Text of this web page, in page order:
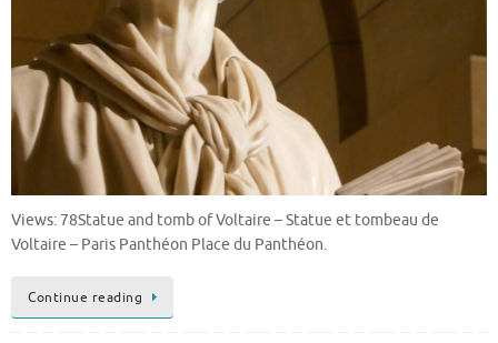
Views: 78Statue and tomb of Voltaire – Statue et tombeau de
Voltaire – Paris Panthéon Place du Panthéon.
Continue reading